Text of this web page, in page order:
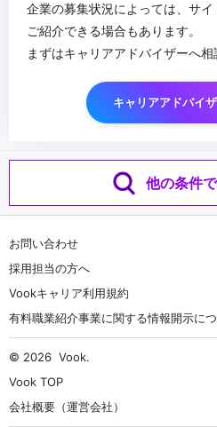
企業の募集状況によっては、サ
ご紹介できる場合もあります。
まずはキャリアアドバイザーへ相
キャリアアドバイ
他の条件
お問い合わせ
採用担当の方へ
Vookキャリア利用規約
有料職業紹介事業に関する情報開示に
© 2026 Vook.
Vook TOP
会社概要（運営会社）